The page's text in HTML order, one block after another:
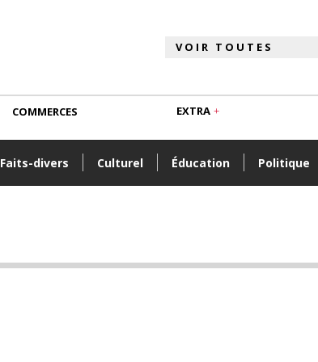
Faits-divers Culturel Éducation Politique
COMMERCES EXTRA